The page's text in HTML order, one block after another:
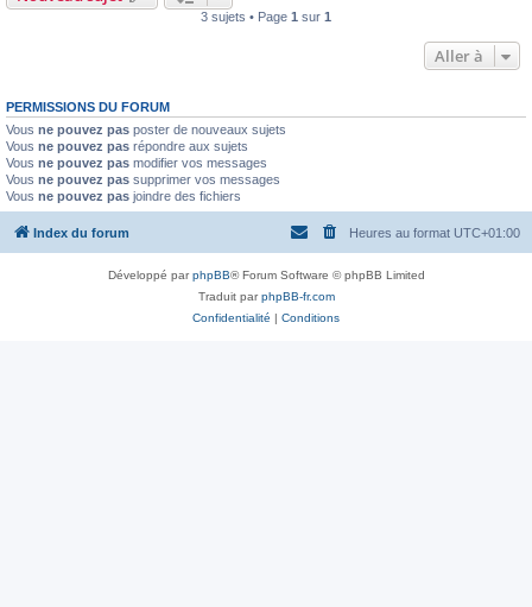
3 sujets • Page 1 sur 1
Aller à
PERMISSIONS DU FORUM
Vous ne pouvez pas poster de nouveaux sujets
Vous ne pouvez pas répondre aux sujets
Vous ne pouvez pas modifier vos messages
Vous ne pouvez pas supprimer vos messages
Vous ne pouvez pas joindre des fichiers
Index du forum Heures au format UTC+01:00
Développé parphpBB® Forum Software © phpBB Limited
Traduit parphpBB-fr.com
Confidentialité | Conditions